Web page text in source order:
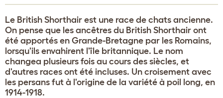
Le British Shorthair est une race de chats ancienne.
On pense que les ancêtres du British Shorthair ont
été apportés en Grande-Bretagne par les Romains,
lorsqu'ils envahirent l'île britannique. Le nom
changea plusieurs fois au cours des siècles, et
d'autres races ont été incluses. Un croisement avec
les persans fut à l'origine de la variété à poil long, en
1914-1918.